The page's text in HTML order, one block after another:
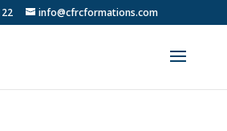
info@cfrcformations.com